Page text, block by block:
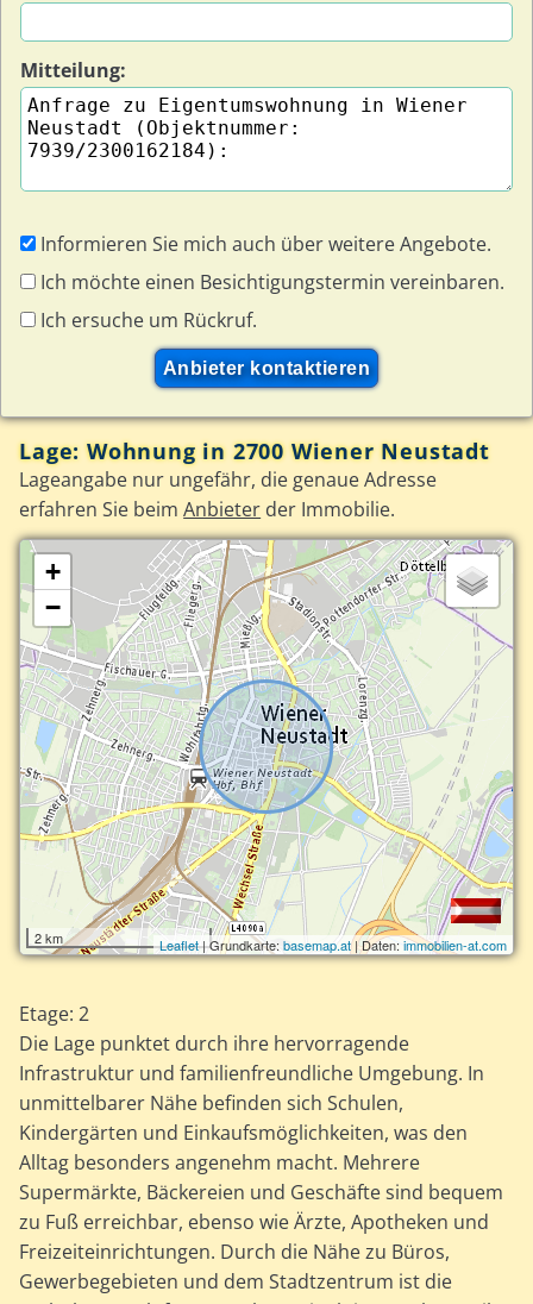
Mitteilung:
Informieren Sie mich auch über weitere Angebote.
Ich möchte einen Besichtigungstermin vereinbaren.
Ich ersuche um Rückruf.
Lage: Wohnung in 2700 Wiener Neustadt
Lageangabe nur ungefähr, die genaue Adresse
erfahren Sie beimAnbieter der Immobilie.
+
−
2 km Leaflet| Grundkarte:basemap.at| Daten:immobilien-at.com
Etage: 2
Die Lage punktet durch ihre hervorragende
Infrastruktur und familienfreundliche Umgebung. In
unmittelbarer Nähe befinden sich Schulen,
Kindergärten und Einkaufsmöglichkeiten, was den
Alltag besonders angenehm macht. Mehrere
Supermärkte, Bäckereien und Geschäfte sind bequem
zu Fuß erreichbar, ebenso wie Ärzte, Apotheken und
Freizeiteinrichtungen. Durch die Nähe zu Büros,
Gewerbegebieten und dem Stadtzentrum ist die